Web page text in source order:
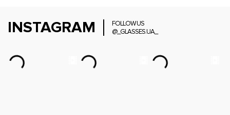
INSTAGRAM
FOLLOW US
@_GLASSES.UA_